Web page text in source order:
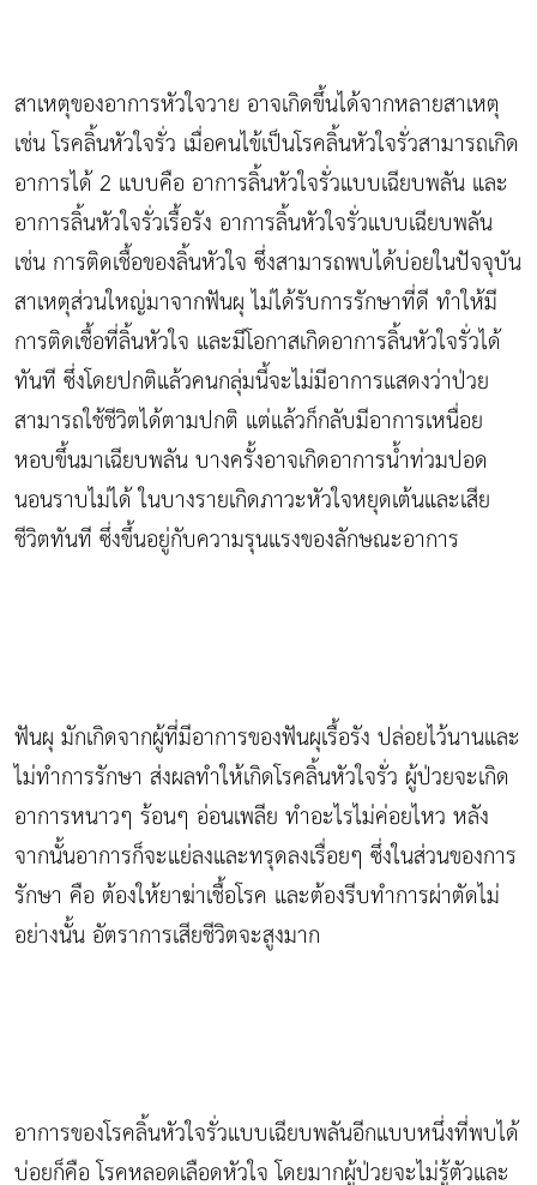
สาเหตุของอาการหัวใจวาย อาจเกิดขึ้นได้จากหลายสาเหตุ
เช่น โรคลิ้นหัวใจรั่ว เมื่อคนไข้เป็นโรคลิ้นหัวใจรั่วสามารถเกิด
อาการได้ 2 แบบคือ อาการลิ้นหัวใจรั่วแบบเฉียบพลัน และ
อาการลิ้นหัวใจรั่วเรื้อรัง อาการลิ้นหัวใจรั่วแบบเฉียบพลัน
เช่น การติดเชื้อของลิ้นหัวใจ ซึ่งสามารถพบได้บ่อยในปัจจุบัน
สาเหตุส่วนใหญ่มาจากฟันผุ ไม่ได้รับการรักษาที่ดี ทำให้มี
การติดเชื้อที่ลิ้นหัวใจ และมีโอกาสเกิดอาการลิ้นหัวใจรั่วได้
ทันที ซึ่งโดยปกติแล้วคนกลุ่มนี้จะไม่มีอาการแสดงว่าป่วย
สามารถใช้ชีวิตได้ตามปกติ แต่แล้วก็กลับมีอาการเหนื่อย
หอบขึ้นมาเฉียบพลัน บางครั้งอาจเกิดอาการน้ำท่วมปอด
นอนราบไม่ได้ ในบางรายเกิดภาวะหัวใจหยุดเต้นและเสีย
ชีวิตทันที ซึ่งขึ้นอยู่กับความรุนแรงของลักษณะอาการ
ฟันผุ มักเกิดจากผู้ที่มีอาการของฟันผุเรื้อรัง ปล่อยไว้นานและ
ไม่ทำการรักษา ส่งผลทำให้เกิดโรคลิ้นหัวใจรั่ว ผู้ป่วยจะเกิด
อาการหนาวๆ ร้อนๆ อ่อนเพลีย ทำอะไรไม่ค่อยไหว หลัง
จากนั้นอาการก็จะแย่ลงและทรุดลงเรื่อยๆ ซึ่งในส่วนของการ
รักษา คือ ต้องให้ยาฆ่าเชื้อโรค และต้องรีบทำการผ่าตัดไม่
อย่างนั้น อัตราการเสียชีวิตจะสูงมาก
อาการของโรคลิ้นหัวใจรั่วแบบเฉียบพลันอีกแบบหนึ่งที่พบได้
บ่อยก็คือ โรคหลอดเลือดหัวใจ โดยมากผู้ป่วยจะไม่รู้ตัวและ